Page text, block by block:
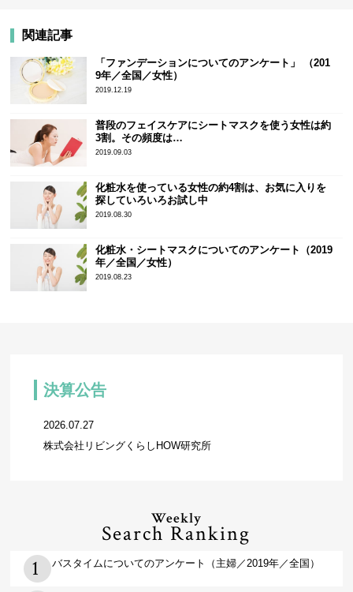
関連記事
「ファンデーションについてのアンケート」 （201
9年／全国／女性）
2019.12.19
普段のフェイスケアにシートマスクを使う女性は約
3割。その頻度は…
2019.09.03
化粧水を使っている女性の約4割は、お気に入りを
探していろいろお試し中
2019.08.30
化粧水・シートマスクについてのアンケート（2019
年／全国／女性）
2019.08.23
決算公告
2026.07.27
株式会社リビングくらしHOW研究所
Weekly
Search Ranking
バスタイムについてのアンケート（主婦／2019年／全国）